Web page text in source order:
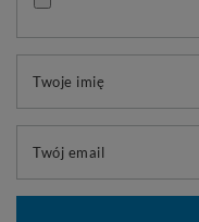
Twoje imię
Twój email